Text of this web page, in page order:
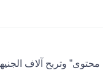
وتربح آلاف